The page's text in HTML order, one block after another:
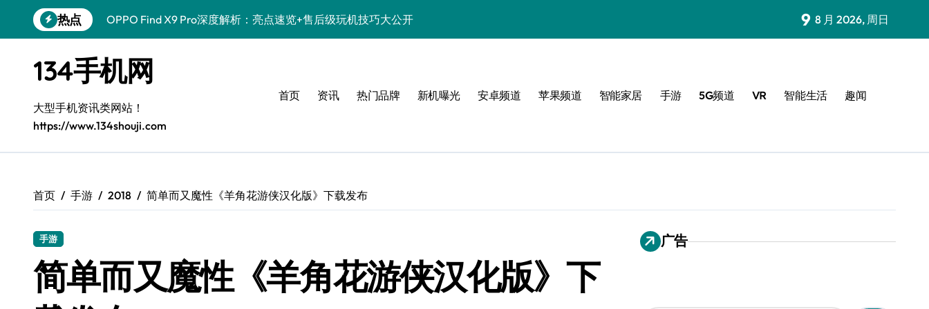
到
热点
OPPO Find X9 Pro深度解析：亮点速览+售后级玩机技巧大公开
真我GT8 Pro售后揭秘：新机特色+实用功能，速来围观！
vivo S50 Pro mini来袭！小屏旗舰亮点，售后带你抢先看！
REDMI K90深度揭秘！售后员带你一文览尽核心亮点配置
三星W26新资讯来袭！售后员带您畅享智能科技新体验！
iPhone 17e性能配置大揭秘，售后视角带您抢先看！
荣耀WIN资讯速递，手机管家助您玩机领先一路！
9 8 月 2026, 周日
134手机网
大型手机资讯类网站！
https://www.134shouji.com
首页 资讯 热门品牌 新机曝光 安卓频道 苹果频道 智能家居 手游 5G频道 VR 智能生活 趣闻
首页 手游 2018 简单而又魔性《羊角花游侠汉化版》下载发布
手游
简单而又魔性《羊角花游侠汉化版》下
广告